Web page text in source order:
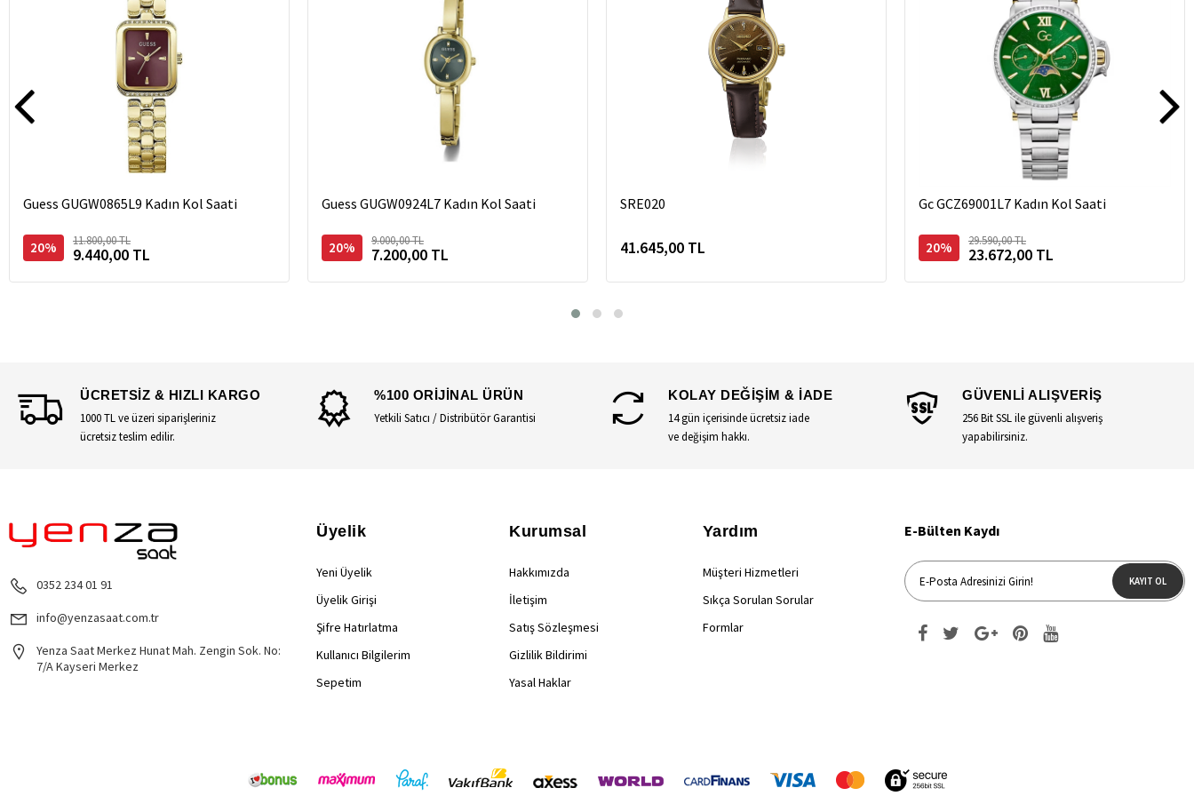
Guess GUGW0865L9 Kadın Kol Saati
20% 11.800,00 TL
9.440,00 TL
Guess GUGW0924L7 Kadın Kol Saati
20% 9.000,00 TL
7.200,00 TL
SRE020
41.645,00 TL
Gc GCZ69001L7 Kadın Kol Saati
20% 29.590,00 TL
23.672,00 TL
ÜCRETSİZ & HIZLI KARGO
1000 TL ve üzeri siparişleriniz
ücretsiz teslim edilir.
%100 ORİJİNAL ÜRÜN
Yetkili Satıcı / Distribütör Garantisi
KOLAY DEĞİŞİM & İADE
14 gün içerisinde ücretsiz iade
ve değişim hakkı.
GÜVENLİ ALIŞVERİŞ
256 Bit SSL ile güvenli alışveriş
yapabilirsiniz.
0352 234 01 91
info@yenzasaat.com.tr
Yenza Saat Merkez Hunat Mah. Zengin Sok. No:
7/A Kayseri Merkez
Üyelik
Yeni Üyelik
Üyelik Girişi
Şifre Hatırlatma
Kullanıcı Bilgilerim
Sepetim
Kurumsal
Hakkımızda
İletişim
Satış Sözleşmesi
Gizlilik Bildirimi
Yasal Haklar
Yardım
Müşteri Hizmetleri
Sıkça Sorulan Sorular
Formlar
E-Bülten Kaydı
KAYIT OL